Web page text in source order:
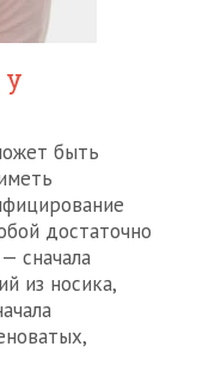
быть
достаточно
сначала
из носика,